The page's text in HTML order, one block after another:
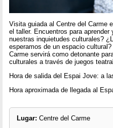
Visita guiada al Centre del Carme
el taller. Encuentros para aprender
nuestras inquietudes culturales?
esperamos de un espacio
Carme servirá como detonante
culturales a través de juegos
Hora de salida del Espai Jove: a
Hora aproximada de llegada al
Lugar: Centre del Carme